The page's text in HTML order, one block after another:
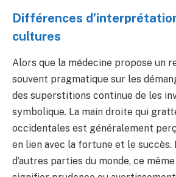
Différences
cultures
Alors que la médecine propose un
souvent pragmatique sur les
des superstitions continue de les
symbolique. La main droite qui
occidentales est généralement
en lien avec la fortune et le succès.
d’autres parties du monde, ce